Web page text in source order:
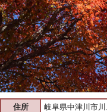
住所
岐阜県中津川市